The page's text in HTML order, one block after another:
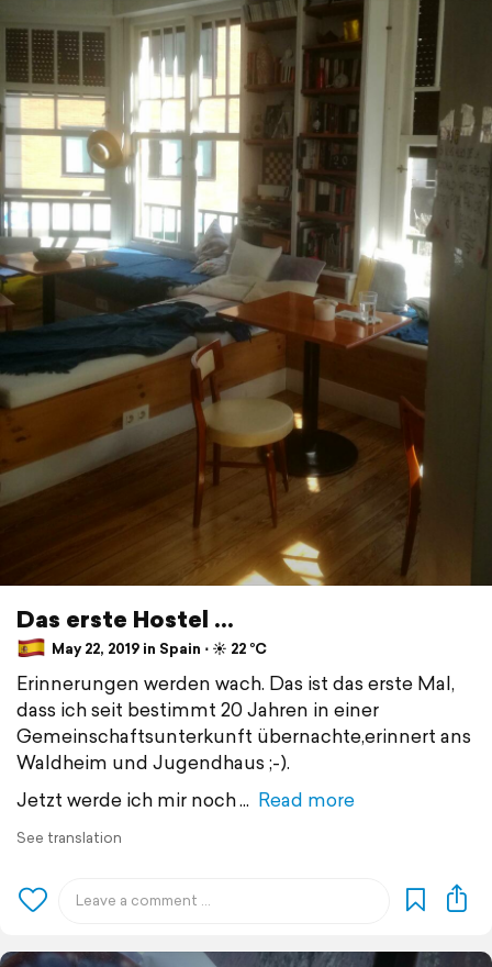
Das erste Hostel ...
May 22, 2019 in Spain ⋅ ☀️ 22 °C
Erinnerungen werden wach. Das ist das erste Mal,
dass ich seit bestimmt 20 Jahren in einer
Gemeinschaftsunterkunft übernachte,erinnert ans
Waldheim und Jugendhaus ;-).
Jetzt werde ich mir noch
Read more
See translation